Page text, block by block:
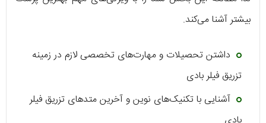
بیشتر آشنا می‌کند.
داشتن تحصیلات و مهارت‌های تخصصی لازم در زمینه
تزریق فیلر بادی
آشنایی با تکنیک‌های نوین و آخرین متدهای تزریق فیلر